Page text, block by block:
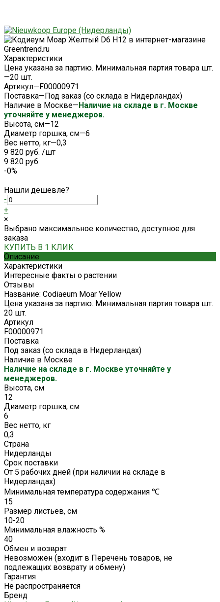
Характеристики
Цена указана за партию. Минимальная партия товара шт.
—20 шт.
Артикул—F00000971
Поставка—Под заказ (со склада в Нидерландах)
Наличие в Москве—Наличие на складе в г. Москве
уточняйте у менеджеров.
Высота, см—12
Диаметр горшка, см—6
Вес нетто, кг—0,3
9 820 руб. /шт
9 820 руб.
-0%
Нашли дешевле?
-
+
×
Выбрано максимальное количество, доступное для
заказа
КУПИТЬ В 1 КЛИК
Описание
Характеристики
Интересные факты о растении
Отзывы
Название: Codiaeum Moar Yellow
Цена указана за партию. Минимальная партия товара шт.
20 шт.
Артикул
F00000971
Поставка
Под заказ (со склада в Нидерландах)
Наличие в Москве
Наличие на складе в г. Москве уточняйте у
менеджеров.
Высота, см
12
Диаметр горшка, см
6
Вес нетто, кг
0,3
Страна
Нидерланды
Срок поставки
От 5 рабочих дней (при наличии на складе в
Нидерландах)
Минимальная температура содержания ℃
15
Размер листьев, см
10-20
Минимальная влажность %
40
Обмен и возврат
Невозможен (входит в Перечень товаров, не
подлежащих возврату и обмену)
Гарантия
Не распространяется
Бренд